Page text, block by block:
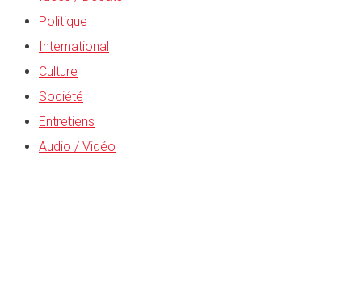
Politique
International
Culture
Société
Entretiens
Audio / Vidéo